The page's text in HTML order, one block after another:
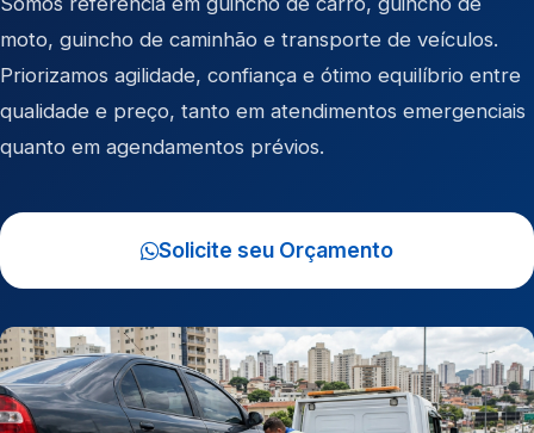
moto, guincho de caminhão e transporte de veículos.
Priorizamos agilidade, confiança e ótimo equilíbrio entre
qualidade e preço, tanto em atendimentos emergenciais
quanto em agendamentos prévios.
Solicite seu Orçamento